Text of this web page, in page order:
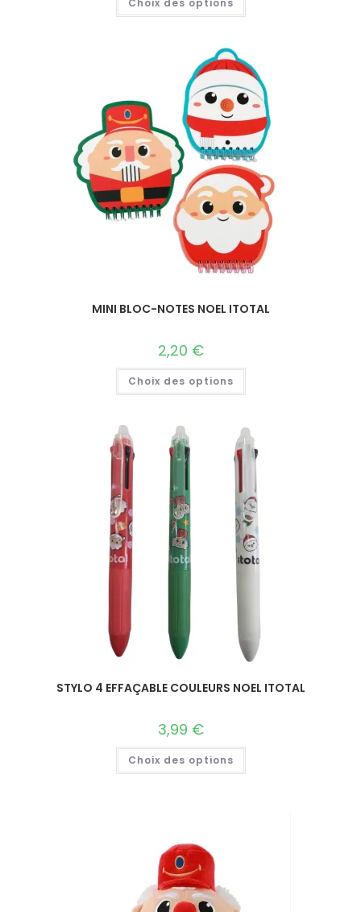
MINI BLOC-NOTES NOEL ITOTAL
2,20 €
Choix des options
STYLO 4 EFFAÇABLE COULEURS NOEL ITOTAL
3,99 €
Choix des options